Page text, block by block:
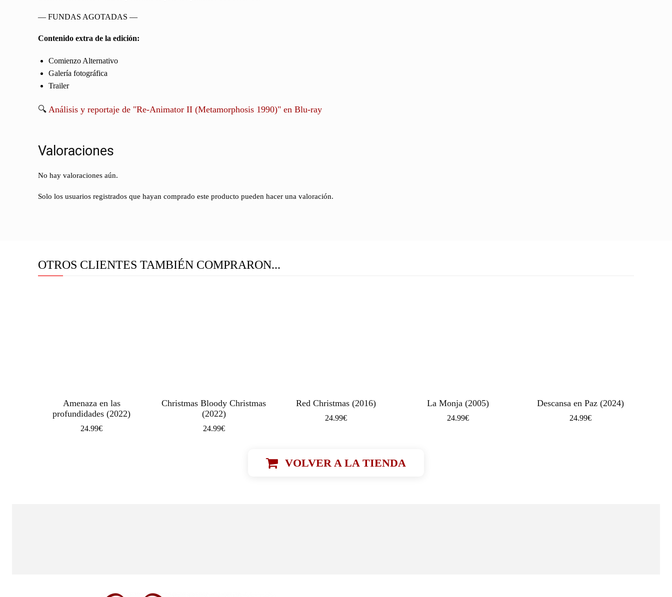
— FUNDAS AGOTADAS —
Contenido extra de la edición:
Comienzo Alternativo
Galería fotográfica
Trailer
🔍 Análisis y reportaje de "Re-Animator II (Metamorphosis 1990)" en Blu-ray
Valoraciones
No hay valoraciones aún.
Solo los usuarios registrados que hayan comprado este producto pueden hacer una valoración.
OTROS CLIENTES TAMBIÉN COMPRARON...
Amenaza en las
profundidades (2022)
24.99€
Christmas Bloody Christmas
(2022)
24.99€
Red Christmas (2016)
24.99€
La Monja (2005)
24.99€
Descansa en Paz (2024)
24.99€
VOLVER A LA TIENDA